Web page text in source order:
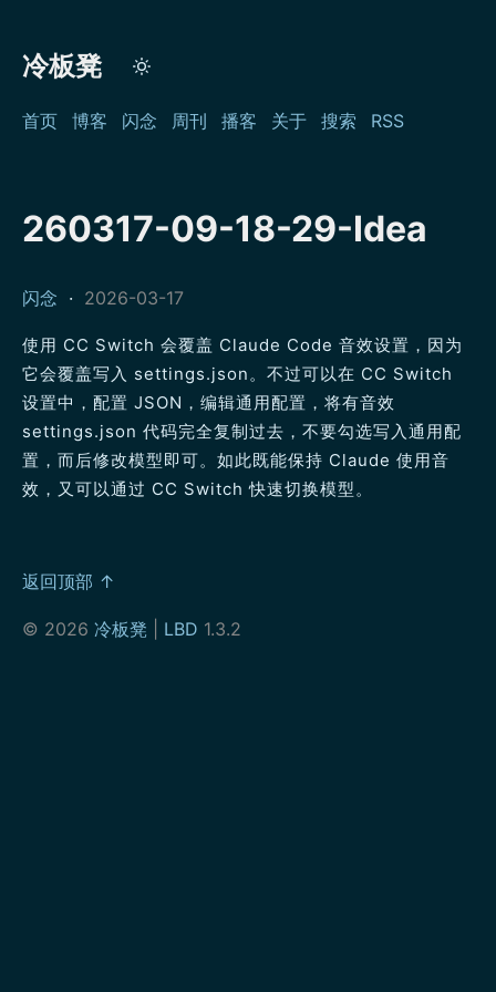
冷板凳
首页 博客 闪念 周刊 播客 关于 搜索 RSS
260317-09-18-29-Idea
闪念 · 2026-03-17
使用 CC Switch 会覆盖 Claude Code 音效设置，因为
它会覆盖写入 settings.json。不过可以在 CC Switch
设置中，配置 JSON，编辑通用配置，将有音效
settings.json 代码完全复制过去，不要勾选写入通用配
置，而后修改模型即可。如此既能保持 Claude 使用音
效，又可以通过 CC Switch 快速切换模型。
返回顶部 ↑
© 2026 冷板凳 LBD 1.3.2